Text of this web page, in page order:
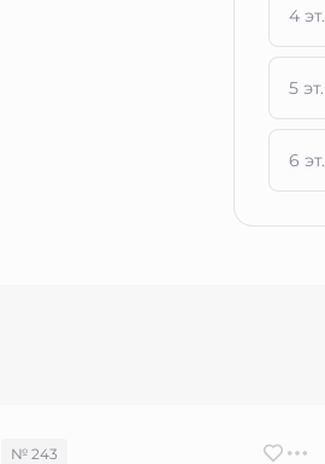
4 эт.
5 эт.
6 эт.
№ 243